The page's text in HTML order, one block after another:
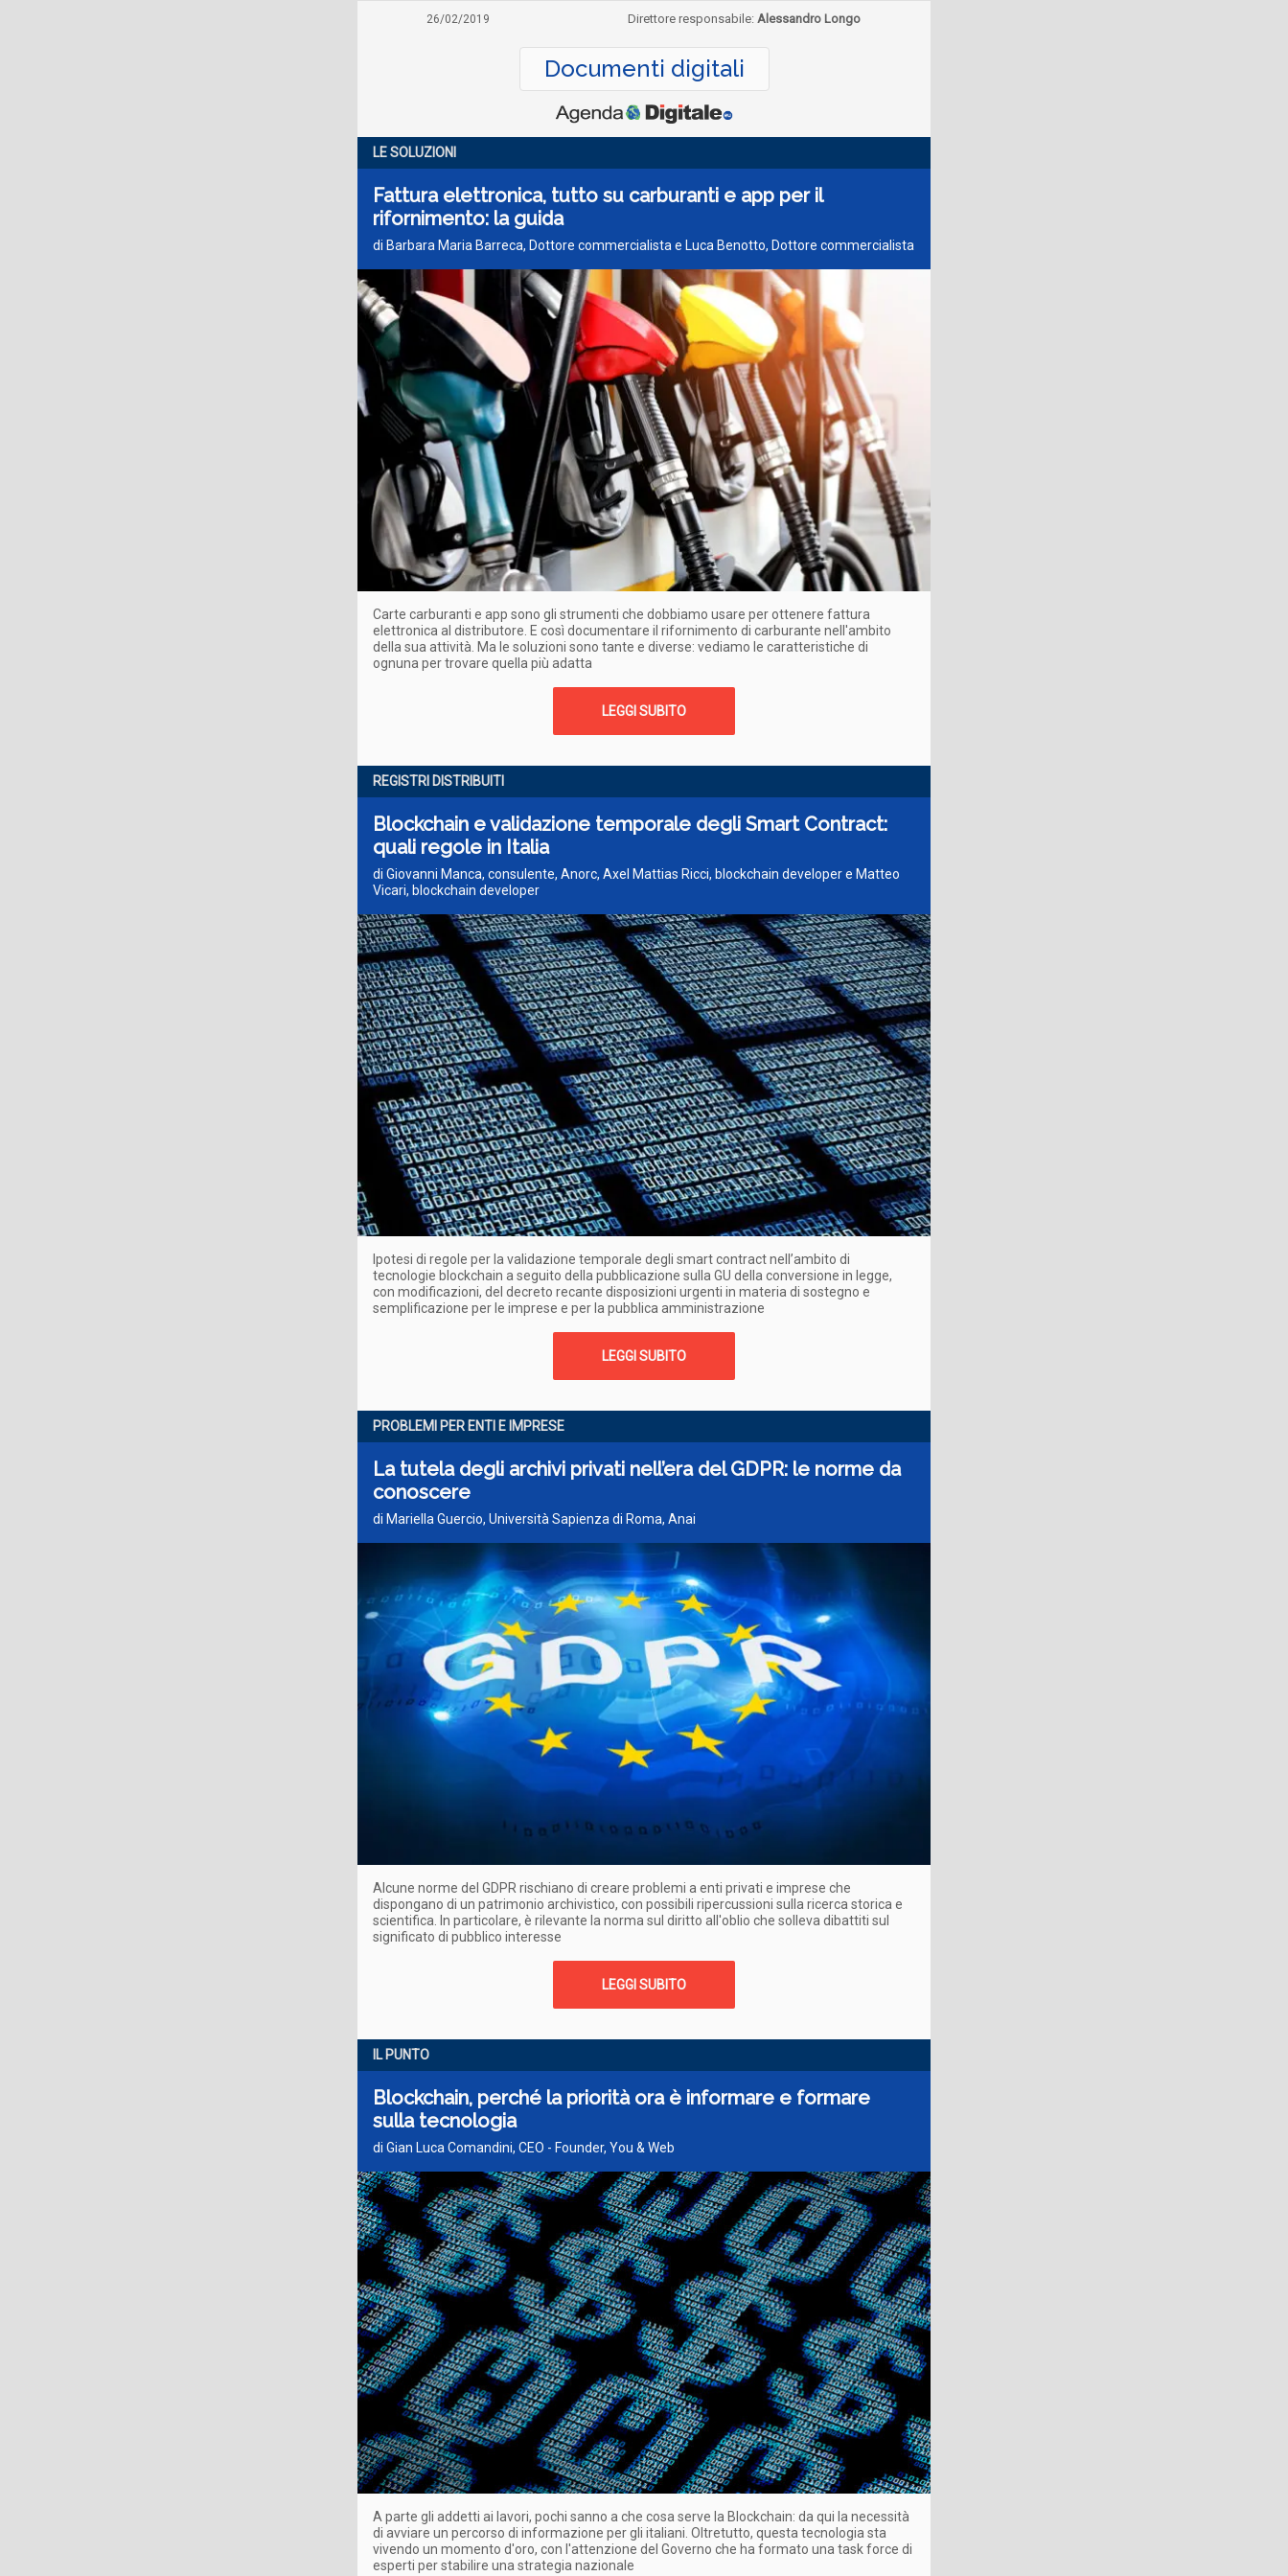
26/02/2019 Direttore responsabile: Alessandro Longo
Documenti digitali
LE SOLUZIONI
Fattura elettronica, tutto su carburanti e app per il
rifornimento: la guida
di Barbara Maria Barreca, Dottore commercialista e Luca Benotto, Dottore commercialista
Carte carburanti e app sono gli strumenti che dobbiamo usare per ottenere fattura
elettronica al distributore. E così documentare il rifornimento di carburante nell'ambito
della sua attività. Ma le soluzioni sono tante e diverse: vediamo le caratteristiche di
ognuna per trovare quella più adatta
LEGGI SUBITO
REGISTRI DISTRIBUITI
Blockchain e validazione temporale degli Smart Contract:
quali regole in Italia
di Giovanni Manca, consulente, Anorc, Axel Mattias Ricci, blockchain developer e Matteo
Vicari, blockchain developer
Ipotesi di regole per la validazione temporale degli smart contract nell’ambito di
tecnologie blockchain a seguito della pubblicazione sulla GU della conversione in legge,
con modificazioni, del decreto recante disposizioni urgenti in materia di sostegno e
semplificazione per le imprese e per la pubblica amministrazione
LEGGI SUBITO
PROBLEMI PER ENTI E IMPRESE
La tutela degli archivi privati nell’era del GDPR: le norme da
conoscere
di Mariella Guercio, Università Sapienza di Roma, Anai
Alcune norme del GDPR rischiano di creare problemi a enti privati e imprese che
dispongano di un patrimonio archivistico, con possibili ripercussioni sulla ricerca storica e
scientifica. In particolare, è rilevante la norma sul diritto all'oblio che solleva dibattiti sul
significato di pubblico interesse
LEGGI SUBITO
IL PUNTO
Blockchain, perché la priorità ora è informare e formare
sulla tecnologia
di Gian Luca Comandini, CEO - Founder, You & Web
A parte gli addetti ai lavori, pochi sanno a che cosa serve la Blockchain: da qui la necessità
di avviare un percorso di informazione per gli italiani. Oltretutto, questa tecnologia sta
vivendo un momento d'oro, con l'attenzione del Governo che ha formato una task force di
esperti per stabilire una strategia nazionale